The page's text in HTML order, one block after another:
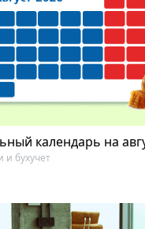
календарь на
и бухучет